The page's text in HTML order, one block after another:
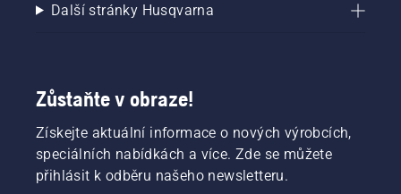
Další stránky Husqvarna
Zůstaňte v obraze!
Získejte aktuální informace o nových výrobcích,
speciálních nabídkách a více. Zde se můžete
přihlásit k odběru našeho newsletteru.